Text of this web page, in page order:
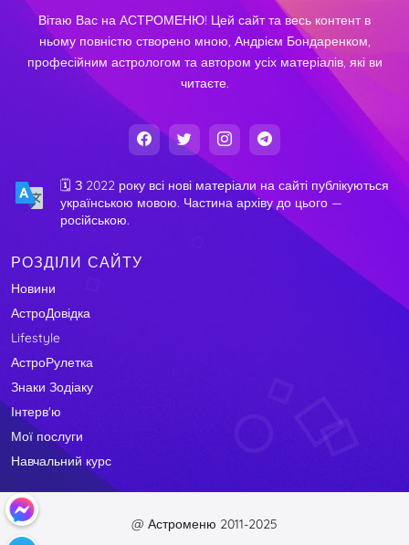
Вітаю Вас на АСТРОМЕНЮ! Цей сайт та весь контент в
ньому повністю створено мною, Андрієм Бондаренком,
професійним астрологом та автором усіх матеріалів, які ви
читаєте.
🗓️ З 2022 року всі нові матеріали на сайті публікуються
українською мовою. Частина архіву до цього —
російською.
РОЗДІЛИ САЙТУ
Новини
АстроДовідка
Lifestyle
АстроРулетка
Знаки Зодіаку
Інтерв'ю
Мої послуги
Навчальний курс
@ Астроменю 2011-2025